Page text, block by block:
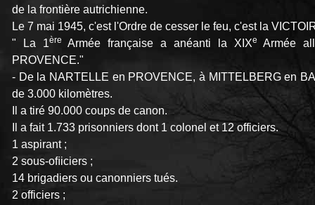
de la frontière autrichienne.
Le 7 mai 1945, c'est l'Ordre de cesser le feu, c'est la
" La 1ère Armée française a anéanti la XIXe
Armée
PROVENCE."
- De la NARTELLE en PROVENCE, à MITTELBERG en
de 3.000 kilomètres.
Il a tiré 90.000 coups de canon.
Il a fait 1.733 prisonniers dont 1 colonel et 12 officiers.
1 aspirant ;
2 sous-oﬁiciers ;
14 brigadiers ou canonniers tués.
2 officiers ;